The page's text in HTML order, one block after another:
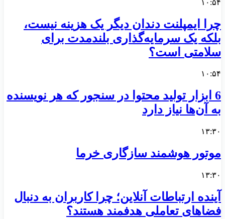
۱۰:۵۴
چرا ایمپلنت دندان دیگر یک هزینه نیست،
بلکه یک سرمایه‌گذاری بلندمدت برای
سلامتی است؟
۱۰:۵۴
6 ابزار تولید محتوا در سنجور که هر نویسنده
به آن‌ها نیاز دارد
۱۳:۳۰
موتور هوشمند سازگاری خرما
۱۳:۳۰
آینده ارتباطات آنلاین؛ چرا کاربران به دنبال
فضاهای تعاملی هدفمند هستند؟